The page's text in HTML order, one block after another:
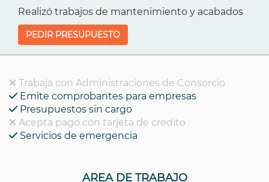
Realizó trabajos de mantenimiento y acabados
PEDIR PRESUPUESTO
Trabaja con Administraciones de Consorcio
Emite comprobantes para empresas
Presupuestos sin cargo
Acepta pago con tarjeta de credito
Servicios de emergencia
AREA DE TRABAJO